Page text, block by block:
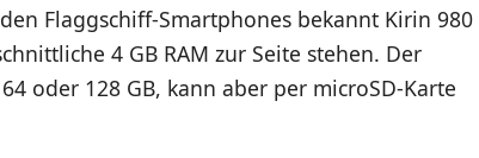
Flaggschiff-Smartphones bekannt Kirin 980
4 GB RAM zur Seite stehen. Der
oder 128 GB, kann aber per microSD-Karte